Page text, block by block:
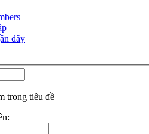
đây
trong tiêu đề